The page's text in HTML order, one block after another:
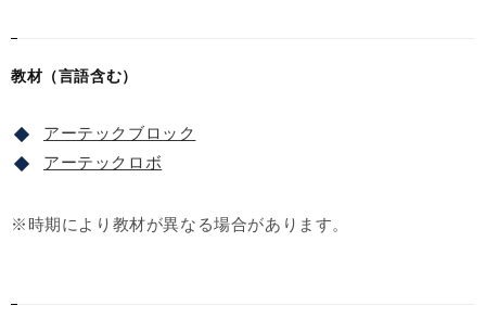
教材（言語含む）
アーテックブロック
アーテックロボ
※時期により教材が異なる場合があります。